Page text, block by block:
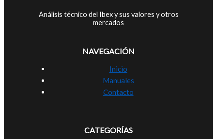
Análisis técnico del Ibex y sus valores y otros
mercados
NAVEGACIÓN
Inicio
Manuales
Contacto
CATEGORÍAS